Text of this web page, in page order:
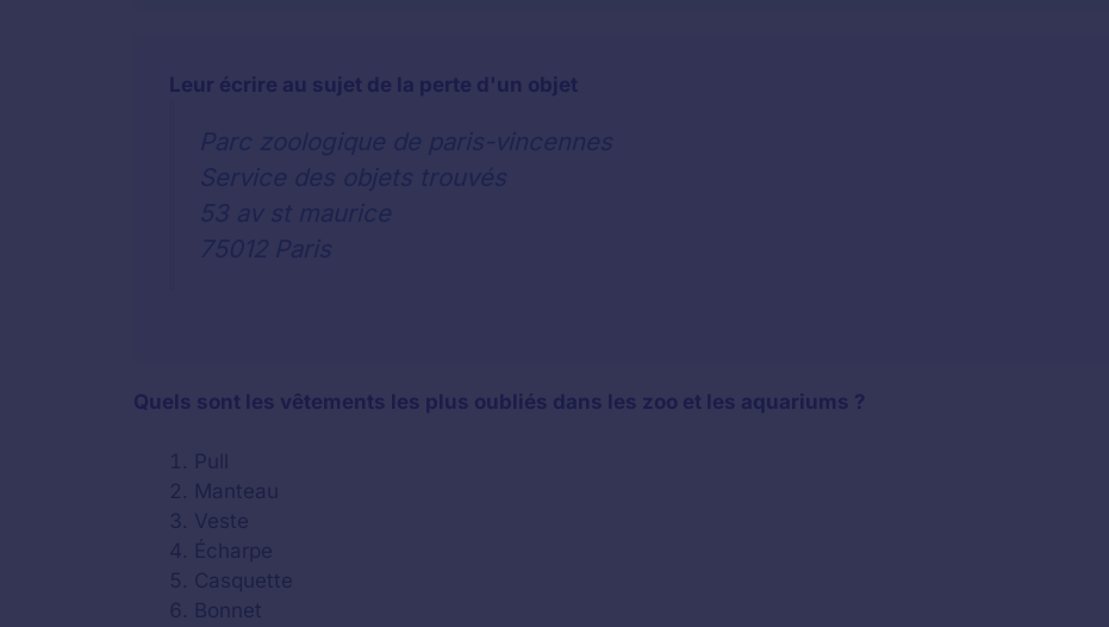
Quels sont les vêtements les plus oubliés dans les zoo et les aquariums ?
Pull
Manteau
Veste
Écharpe
Casquette
Bonnet